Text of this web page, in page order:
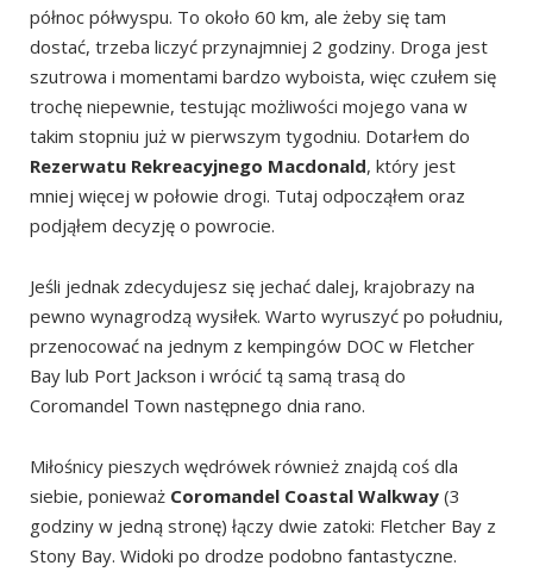
północ półwyspu. To około 60 km, ale żeby się tam
dostać, trzeba liczyć przynajmniej 2 godziny. Droga jest
szutrowa i momentami bardzo wyboista, więc czułem się
trochę niepewnie, testując możliwości mojego vana w
takim stopniu już w pierwszym tygodniu. Dotarłem do
Rezerwatu Rekreacyjnego Macdonald, który jest
mniej więcej w połowie drogi. Tutaj odpocząłem oraz
podjąłem decyzję o powrocie.
Jeśli jednak zdecydujesz się jechać dalej, krajobrazy na
pewno wynagrodzą wysiłek. Warto wyruszyć po południu,
przenocować na jednym z kempingów DOC w Fletcher
Bay lub Port Jackson i wrócić tą samą trasą do
Coromandel Town następnego dnia rano.
Miłośnicy pieszych wędrówek również znajdą coś dla
siebie, ponieważ Coromandel Coastal Walkway (3
godziny w jedną stronę) łączy dwie zatoki: Fletcher Bay z
Stony Bay. Widoki po drodze podobno fantastyczne.